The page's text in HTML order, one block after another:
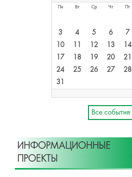
Пн Вт Ср Чт Пт
3
4 5 6 7
10
11 12 13 14
17
18 19 20 21
24
25 26 27 28
31
Все события
ИНФОРМАЦИОННЫЕ
ПРОЕКТЫ